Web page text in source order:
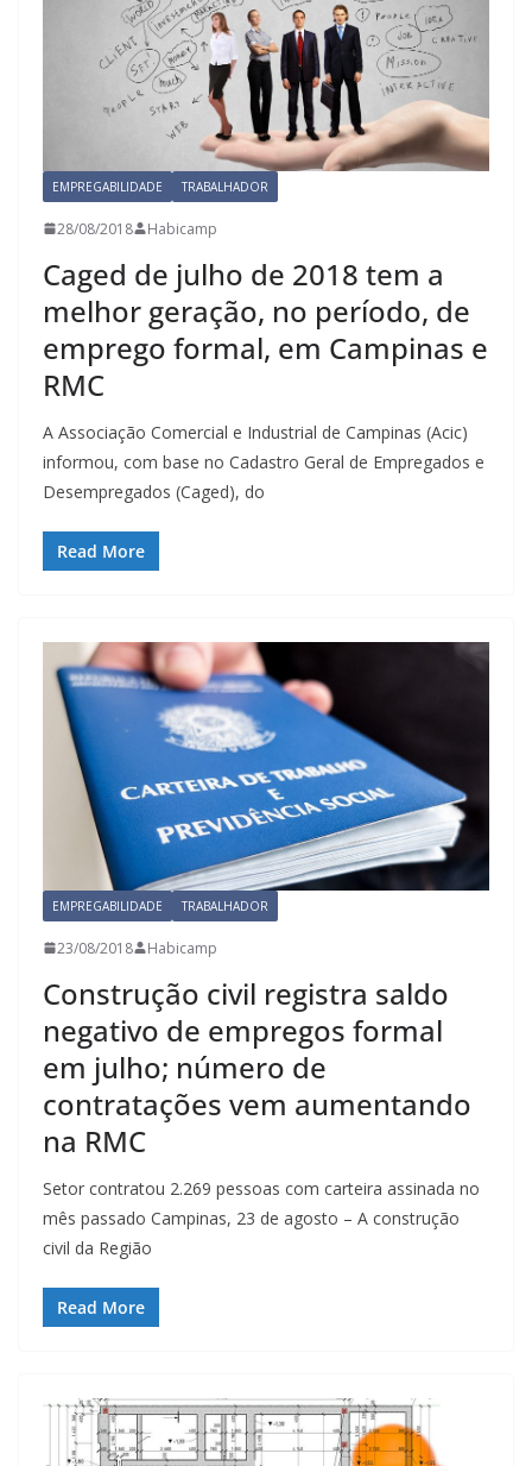
EMPREGABILIDADE TRABALHADOR
28/08/2018 Habicamp
Caged de julho de 2018 tem a
melhor geração, no período, de
emprego formal, em Campinas e
RMC
A Associação Comercial e Industrial de Campinas (Acic)
informou, com base no Cadastro Geral de Empregados e
Desempregados (Caged), do
Read More
EMPREGABILIDADE TRABALHADOR
23/08/2018 Habicamp
Construção civil registra saldo
negativo de empregos formal
em julho; número de
contratações vem aumentando
na RMC
Setor contratou 2.269 pessoas com carteira assinada no
mês passado Campinas, 23 de agosto – A construção
civil da Região
Read More